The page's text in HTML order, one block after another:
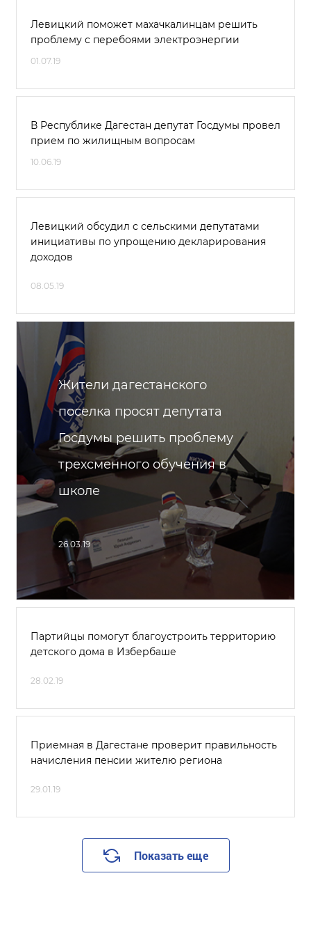
Левицкий поможет махачкалинцам решить
проблему с перебоями электроэнергии
01.07.19
В Республике Дагестан депутат Госдумы провел
прием по жилищным вопросам
10.06.19
Левицкий обсудил с сельскими депутатами
инициативы по упрощению декларирования
доходов
08.05.19
Жители дагестанского
поселка просят депутата
Госдумы решить проблему
трехсменного обучения в
школе
26.03.19
Партийцы помогут благоустроить территорию
детского дома в Избербаше
28.02.19
Приемная в Дагестане проверит правильность
начисления пенсии жителю региона
29.01.19
Показать еще